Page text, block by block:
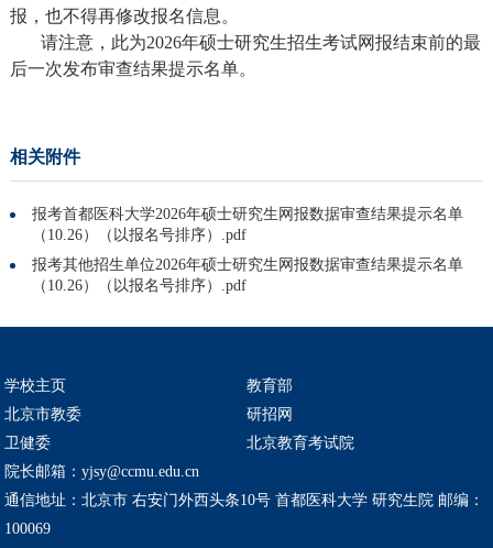
报，也不得再修改报名信息。
请注意，此为2026年硕士研究生招生考试网报结束前的最
后一次发布审查结果提示名单。
相关附件
报考首都医科大学2026年硕士研究生网报数据审查结果提示名单
（10.26）（以报名号排序）.pdf
报考其他招生单位2026年硕士研究生网报数据审查结果提示名单
（10.26）（以报名号排序）.pdf
学校主页
教育部
北京市教委
研招网
卫健委
北京教育考试院
院长邮箱：yjsy@ccmu.edu.cn
通信地址：北京市 右安门外西头条10号 首都医科大学 研究生院 邮编：
100069